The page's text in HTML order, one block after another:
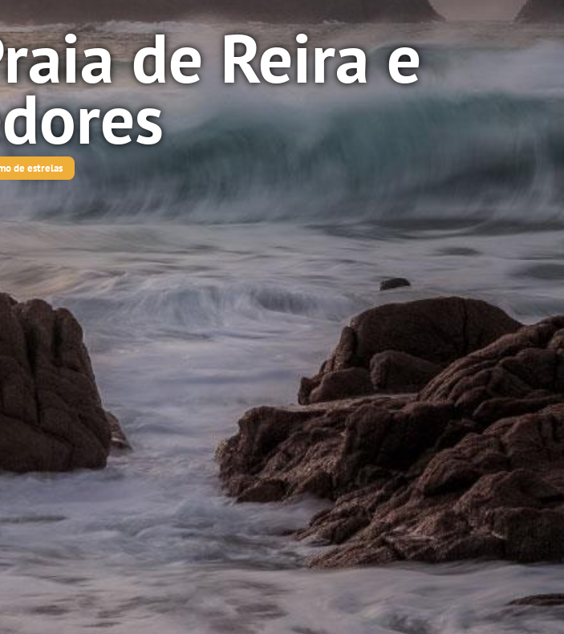
de Reira e
de estrelas